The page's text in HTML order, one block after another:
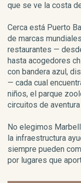
que se ve la costa
Cerca está Puerto
de marcas
restaurantes —
hasta acogedores
con bandera azul,
— cada cual
niños, el parque
circuitos de
No elegimos
la infraestructura
siempre pueden
por lugares que